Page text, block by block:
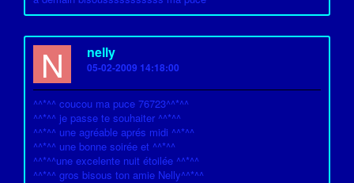
N nelly
05-02-2009 14:18:00
^^*^^ coucou ma puce 76723^^*^^
^^*^^ je passe te souhaiter ^^*^^
^^*^^ une agréable aprés midi ^^*^^
^^*^^ une bonne soirée et ^^*^^
^^*^^une excelente nuit étoilée ^^*^^
^^*^^ gros bisous ton amie Nelly^^*^^